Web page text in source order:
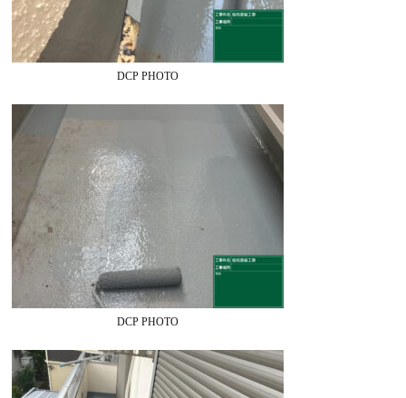
DCP PHOTO
DCP PHOTO